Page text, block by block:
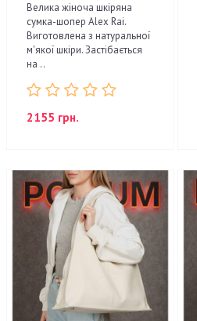
Велика жіноча шкіряна
сумка-шопер Alex Rai.
Виготовлена з натуральної
м'якої шкіри. Застібається
на ..
2155 грн.